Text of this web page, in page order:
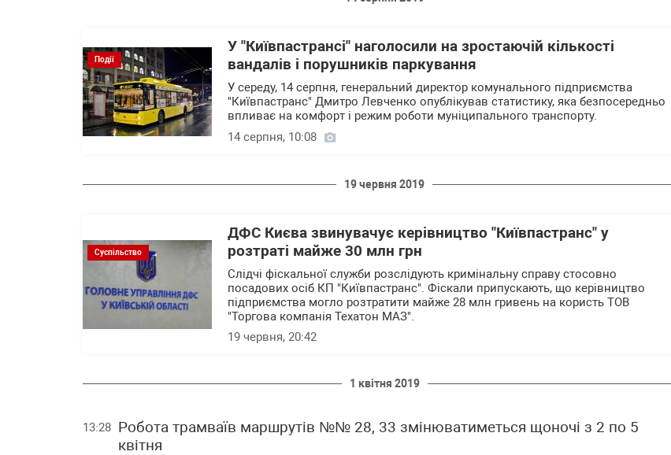
Події
У "Київпастрансі" наголосили на зростаючій кількості
вандалів і порушників паркування
У середу, 14 серпня, генеральний директор комунального підприємства
"Київпастранс" Дмитро Левченко опублікував статистику, яка безпосередньо
впливає на комфорт і режим роботи муніципального транспорту.
14 серпня, 10:08
19 червня 2019
Суспільство
ДФС Києва звинувачує керівництво "Київпастранс" у
розтраті майже 30 млн грн
Слідчі фіскальної служби розслідують кримінальну справу стосовно
посадових осіб КП "Київпастранс". Фіскали припускають, що керівництво
підприємства могло розтратити майже 28 млн гривень на користь ТОВ
"Торгова компанія Техатон МАЗ".
19 червня, 20:42
1 квітня 2019
Робота трамваїв маршрутів №№ 28, 33 змінюватиметься щоночі з 2 по 5
квітня
13:28